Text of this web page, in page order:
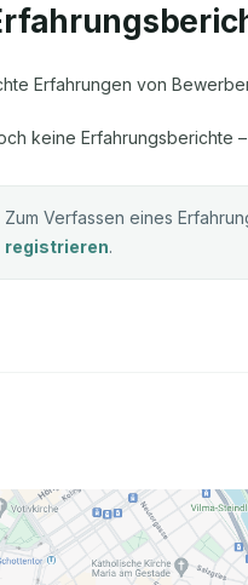
Erfahrungen von
keine Erfahrungsberichte
Zum Verfassen eines
registrieren.